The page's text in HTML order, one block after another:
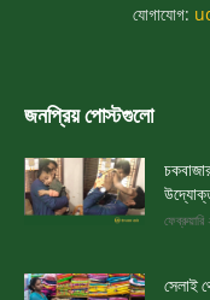
যোগাযোগ:
জনপ্রিয় পোস্টগুলো
সেলাই